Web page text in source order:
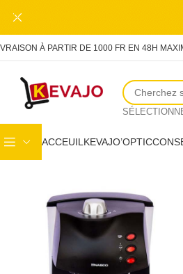
Skip to main content
À PARTIR DE 1000 FR EN 48H
ACCEUIL KEVAJO’OPTIC